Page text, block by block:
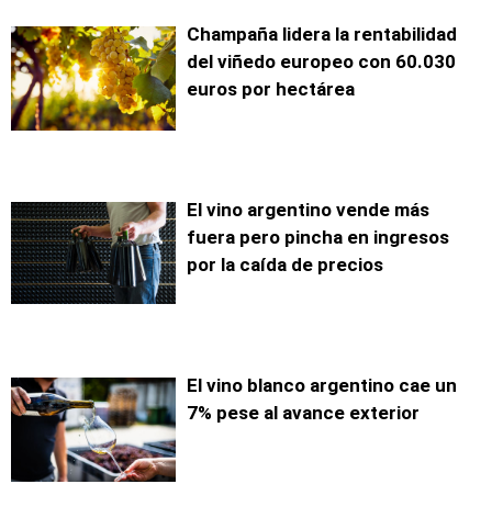
Champaña lidera la rentabilidad
del viñedo europeo con 60.030
euros por hectárea
El vino argentino vende más
fuera pero pincha en ingresos
por la caída de precios
El vino blanco argentino cae un
7% pese al avance exterior